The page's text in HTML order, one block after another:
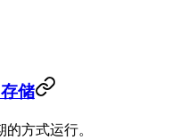
储
方式运行。